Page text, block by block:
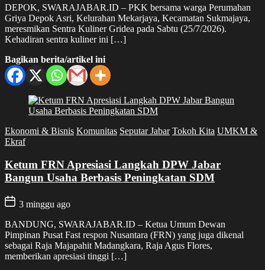
DEPOK, SWARAJABAR.ID – PKK bersama warga Perumahan
Griya Depok Asri, Kelurahan Mekarjaya, Kecamatan Sukmajaya,
meresmikan Sentra Kuliner Gridea pada Sabtu (25/7/2026).
Kehadiran sentra kuliner ini […]
Bagikan berita/artikel ini
Ekonomi & Bisnis Komunitas Seputar Jabar Tokoh Kita UMKM &
Ekraf
Ketum FRN Apresiasi Langkah DPW Jabar
Bangun Usaha Berbasis Peningkatan SDM
3 minggu ago
BANDUNG, SWARAJABAR.ID – Ketua Umum Dewan
Pimpinan Pusat Fast respon Nusantara (FRN) yang juga dikenal
sebagai Raja Majapahit Madangkara, Raja Agus Flores,
memberikan apresiasi tinggi […]